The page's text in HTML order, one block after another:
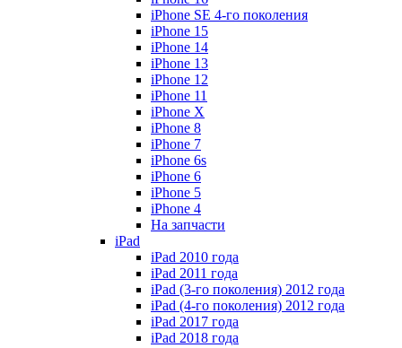
iPhone SE 4-го поколения
iPhone 15
iPhone 14
iPhone 13
iPhone 12
iPhone 11
iPhone X
iPhone 8
iPhone 7
iPhone 6s
iPhone 6
iPhone 5
iPhone 4
На запчасти
iPad
iPad 2010 года
iPad 2011 года
iPad (3-го поколения) 2012 года
iPad (4-го поколения) 2012 года
iPad 2017 года
iPad 2018 года